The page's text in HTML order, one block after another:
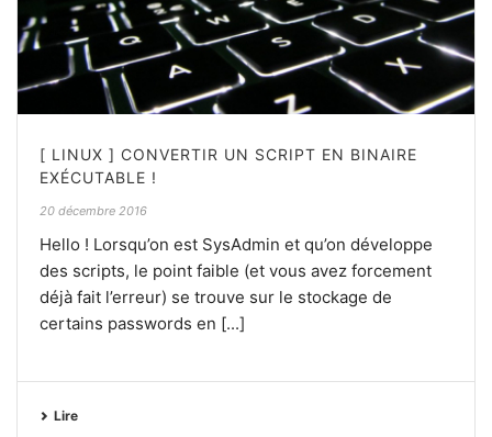
[ LINUX ] CONVERTIR UN SCRIPT EN BINAIRE
EXÉCUTABLE !
20 décembre 2016
Hello ! Lorsqu’on est SysAdmin et qu’on développe
des scripts, le point faible (et vous avez forcement
déjà fait l’erreur) se trouve sur le stockage de
certains passwords en [...]
Lire